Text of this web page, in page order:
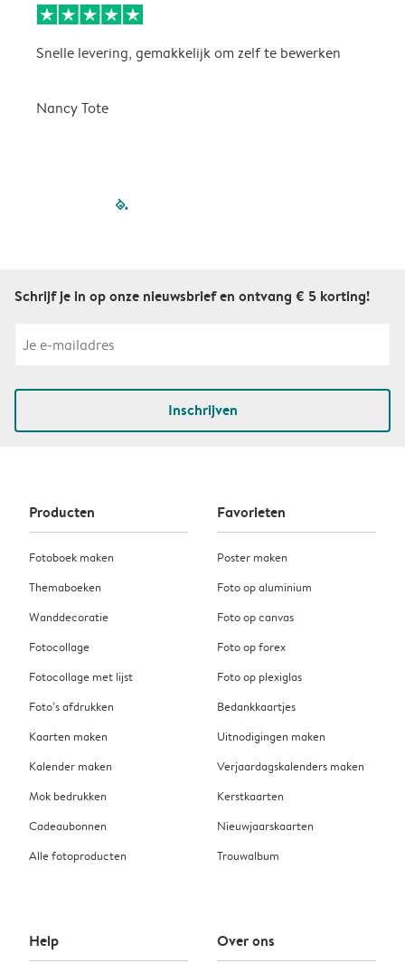
Snelle levering, gemakkelijk om zelf te bewerken
Nancy Tote
filled-pagination
Schrijf je in op onze nieuwsbrief en ontvang € 5 korting!
Inschrijven
Producten
Fotoboek maken
Themaboeken
Wanddecoratie
Fotocollage
Fotocollage met lijst
Foto’s afdrukken
Kaarten maken
Kalender maken
Mok bedrukken
Cadeaubonnen
Alle fotoproducten
Favorieten
Poster maken
Foto op aluminium
Foto op canvas
Foto op forex
Foto op plexiglas
Bedankkaartjes
Uitnodigingen maken
Verjaardagskalenders maken
Kerstkaarten
Nieuwjaarskaarten
Trouwalbum
Help Over ons